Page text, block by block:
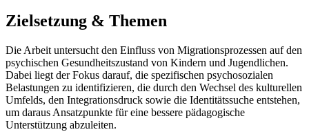
Zielsetzung & Themen
Die Arbeit untersucht den Einfluss von Migrationsprozessen auf den
psychischen Gesundheitszustand von Kindern und Jugendlichen.
Dabei liegt der Fokus darauf, die spezifischen psychosozialen
Belastungen zu identifizieren, die durch den Wechsel des kulturellen
Umfelds, den Integrationsdruck sowie die Identitätssuche entstehen,
um daraus Ansatzpunkte für eine bessere pädagogische
Unterstützung abzuleiten.